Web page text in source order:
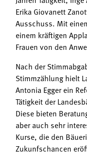
Erika Giovanett
Ausschuss. Mit
einem kräftigen
Frauen von den
Nach der
Stimmzählung hielt
Antonia Egger ein
Tätigkeit der
Diese bieten
aber auch sehr
Kurse, die den
Zukunfschancen